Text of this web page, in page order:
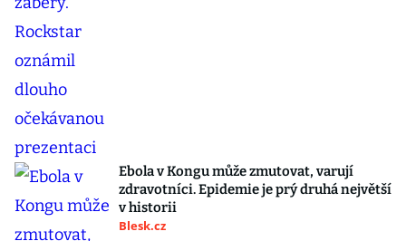
Ebola v Kongu může zmutovat, varují
zdravotníci. Epidemie je prý druhá největší
v historii
Blesk.cz